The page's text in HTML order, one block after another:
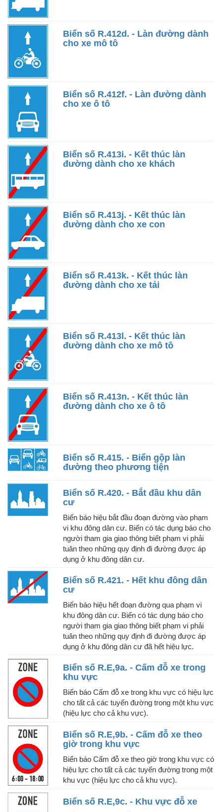
Biển số R.412d. - Làn đường dành
cho xe mô tô
Biển số R.412f. - Làn đường dành
cho xe ô tô
Biển số R.413i. - Kết thúc làn
đường dành cho xe khách
Biển số R.413j. - Kết thúc làn
đường dành cho xe con
Biển số R.413k. - Kết thúc làn
đường dành cho xe tải
Biển số R.413l. - Kết thúc làn
đường dành cho xe mô tô
Biển số R.413n. - Kết thúc làn
đường dành cho xe ô tô
Biển số R.415. - Biển gộp làn
đường theo phương tiện
Biển số R.420. - Bắt đầu khu dân
cư
Biển báo hiệu bắt đầu đoạn đường vào phạm
vi khu đông dân cư. Biển có tác dụng báo cho
người tham gia giao thông biết phạm vi phải
tuân theo những quy định đi đường được áp
dụng ở khu đông dân cư.
Biển số R.421. - Hết khu đông dân
cư
Biển báo hiệu hết đoạn đường qua phạm vi
khu đông dân cư. Biển có tác dụng báo cho
người tham gia giao thông biết phạm vi phải
tuân theo những quy định đi đường được áp
dụng ở khu đông dân cư đã hết hiệu lực.
Biển số R.E,9a. - Cấm đỗ xe trong
khu vực
Biển báo Cấm đỗ xe trong khu vực có hiệu lực
cho tất cả các tuyến đường trong một khu vực
(hiệu lực cho cả khu vực).
Biển số R.E,9b. - Cấm đỗ xe theo
giờ trong khu vực
Biển báo Cấm đỗ xe theo giờ trong khu vực có
hiệu lực cho tất cả các tuyến đường trong một
khu vực (hiệu lực cho cả khu vực).
Biển số R.E,9c. - Khu vực đỗ xe